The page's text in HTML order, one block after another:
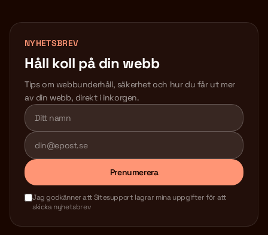
NYHETSBREV
Håll koll på din webb
Tips om webbunderhåll, säkerhet och hur du får ut mer
av din webb, direkt i inkorgen.
Lämna detta fält tomt
Prenumerera
Jag godkänner att Sitesupport lagrar mina uppgifter för att
skicka nyhetsbrev